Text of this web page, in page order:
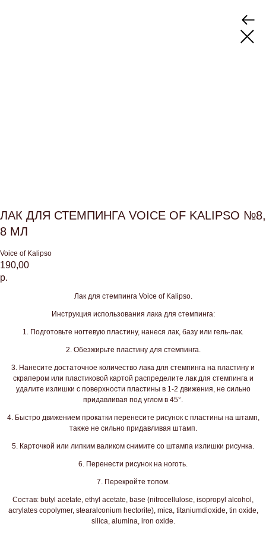
ЛАК ДЛЯ СТЕМПИНГА VOICE OF KALIPSO №8,
8 МЛ
Voice of Kalipso
190,00
р.
Лак для стемпинга Voice of Kalipso.
Инструкция использования лака для стемпинга:
1. Подготовьте ногтевую пластину, нанеся лак, базу или гель-лак.
2. Обезжирьте пластину для стемпинга.
3. Нанесите достаточное количество лака для стемпинга на пластину и
скрапером или пластиковой картой распределите лак для стемпинга и
удалите излишки с поверхности пластины в 1-2 движения, не сильно
придавливая под углом в 45°.
4. Быстро движением прокатки перенесите рисунок с пластины на штамп,
также не сильно придавливая штамп.
5. Карточкой или липким валиком снимите со штампа излишки рисунка.
6. Перенести рисунок на ноготь.
7. Перекройте топом.
Состав: butyl acetate, ethyl acetate, base (nitrocellulose, isopropyl alcohol,
acrylates copolymer, stearalconium hectorite), mica, titaniumdioxide, tin oxide,
silica, alumina, iron oxide.